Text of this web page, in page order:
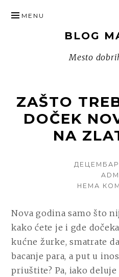
TO
BLOG
Mesto
MENU
ZAŠTO
DOČEK
NA
POSTED
ДЕЦЕМБАР
НЕМА
Nova godina samo što
kako ćete je i gde
kućne žurke, smatrate
bacanje para, a put u
priuštite? Pa, iako